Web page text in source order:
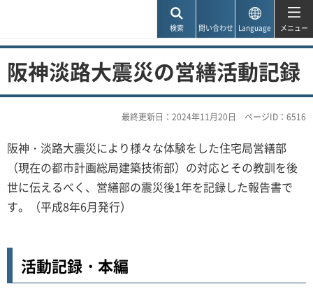
検索 問い合わせ Language メニュー
阪神淡路大震災の営繕活動記録
最終更新日：2024年11月20日 ページID：6516
阪神・淡路大震災により様々な体験をした住宅局営繕部
（現在の都市計画総局建築技術部）の対応とその教訓を後
世に伝えるべく、営繕部の震災後1年を記録した報告書で
す。（平成8年6月発行）
活動記録・本編